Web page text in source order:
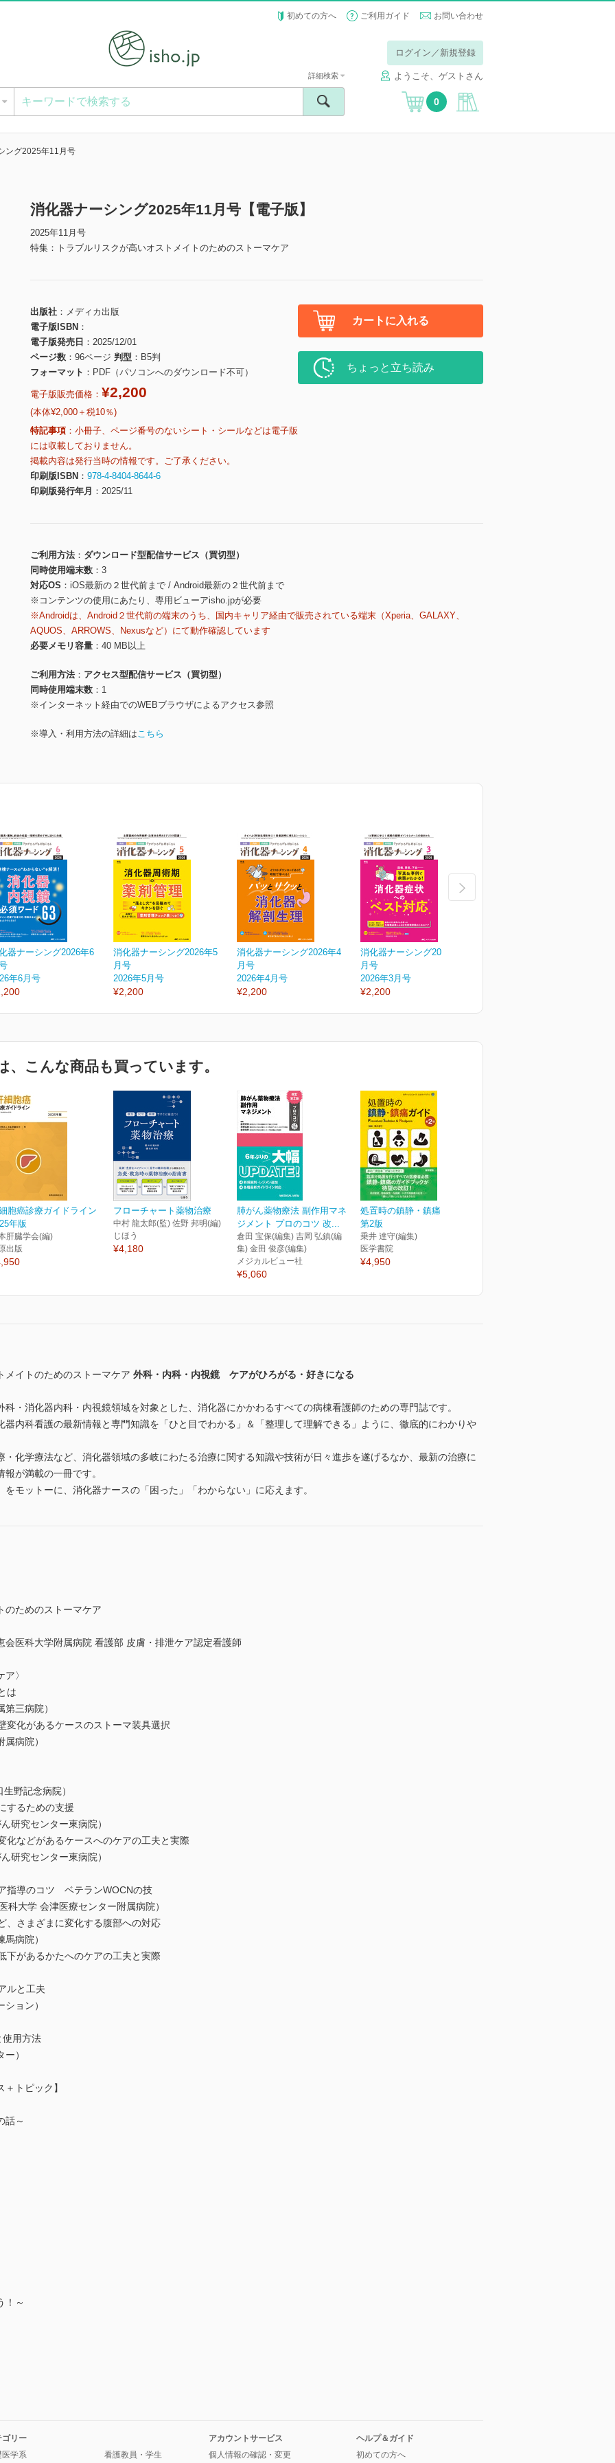
初めての方へ ご利用ガイド お問い合わせ
ログイン／新規登録
ようこそ、ゲストさん
詳細検索
0
ング2025年11月号
消化器ナーシング2025年11月号【電子版】
2025年11月号
特集：トラブルリスクが高いオストメイトのためのストーマケア
出版社
メディカ出版
電子版ISBN
電子版発売日
2025/12/01
ページ数
96ページ 判型
B5判
フォーマット
PDF（パソコンへのダウンロード不可）
電子版販売価格： ¥2,200
(本体¥2,000＋税10％)
特記事項
小冊子、ページ番号のないシート・シールなどは電子版
には収載しておりません。
掲載内容は発行当時の情報です。ご了承ください。
印刷版ISBN
978-4-8404-8644-6
印刷版発行年月
2025/11
カートに入れる
ちょっと立ち読み
ご利用方法
ダウンロード型配信サービス（買切型）
同時使用端末数
3
対応OS
iOS最新の２世代前まで / Android最新の２世代前まで
※コンテンツの使用にあたり、専用ビューアisho.jpが必要
※Androidは、Android２世代前の端末のうち、国内キャリア経由で販売されている端末（Xperia、GALAXY、
AQUOS、ARROWS、Nexusなど）にて動作確認しています
必要メモリ容量
40 MB以上
ご利用方法
アクセス型配信サービス（買切型）
同時使用端末数
1
※インターネット経由でのWEBブラウザによるアクセス参照
※導入・利用方法の詳細はこちら
器ナーシング2026年6
年6月号
消化器ナーシング2026年5
月号
2026年5月号
¥2,200
消化器ナーシング2026年4
月号
2026年4月号
¥2,200
消化器ナーシング2026年3
月号
2026年3月号
¥2,200
、こんな商品も買っています。
胞癌診療ガイドライン
年版
肝臓学会(編)
出版
フローチャート薬物治療
中村 龍太郎(監) 佐野 邦明(編)
じほう
¥4,180
肺がん薬物療法 副作用マネ
ジメント プロのコツ 改...
倉田 宝保(編集) 吉岡 弘鎮(編
集) 金田 俊彦(編集)
メジカルビュー社
¥5,060
処置時の鎮静・鎮痛ガイド
第2版
乗井 達守(編集)
医学書院
¥4,950
メイトのためのストーマケア 外科・内科・内視鏡 ケアがひろがる・好きになる
・消化器内科・内視鏡領域を対象とした、消化器にかかわるすべての病棟看護師のための専門誌です。
器内科看護の最新情報と専門知識を「ひと目でわかる」＆「整理して理解できる」ように、徹底的にわかりや
化学療法など、消化器領域の多岐にわたる治療に関する知識や技術が日々進歩を遂げるなか、最新の治療に
が満載の一冊です。
モットーに、消化器ナースの「困った」「わからない」に応えます。
のためのストーマケア
医科大学附属病院 看護部 皮膚・排泄ケア認定看護師
〉
は
三病院）
化があるケースのストーマ装具選択
病院）
野記念病院）
するための支援
研究センター東病院）
などがあるケースへのケアの工夫と実際
研究センター東病院）
指導のコツ ベテランWOCNの技
科大学 会津医療センター附属病院）
さまざまに変化する腹部への対応
病院）
があるかたへのケアの工夫と実際
ルと工夫
ョン）
用方法
）
トピック】
話～
！～
ゴリー
医学系
看護教員・学生
アカウントサービス
個人情報の確認・変更
ヘルプ＆ガイド
初めての方へ